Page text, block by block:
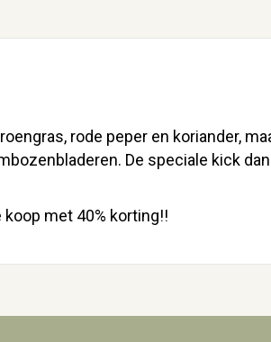
rode peper en koriander,
De speciale kick
met 40% korting!!